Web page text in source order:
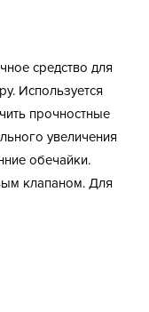
средство для
Используется
прочностные
увеличения
обечайки.
клапаном. Для